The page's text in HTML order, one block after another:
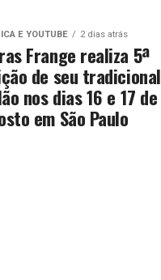
E YOUTUBE 2 dias atrás
Frange realiza 5ª
de seu tradicional
nos dias 16 e 17 de
em São Paulo